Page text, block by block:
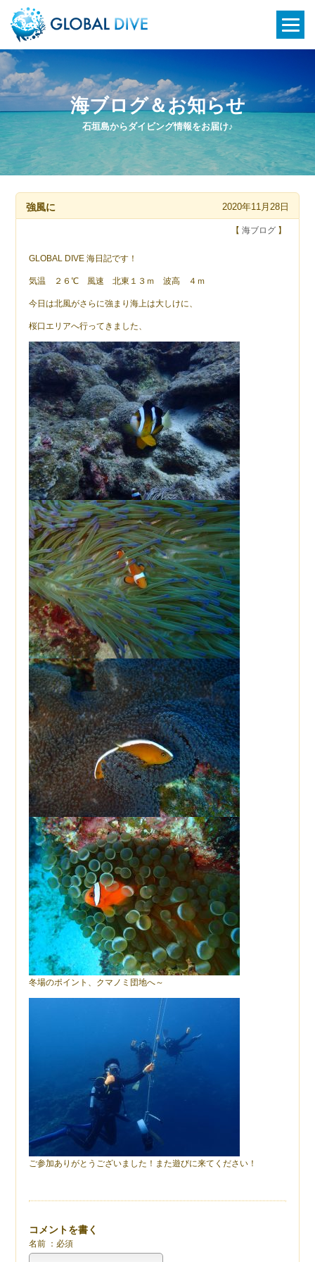
石垣島からダイビング情報をお届け♪
海ブログ＆お知らせ
強風に 2020年11月28日
【 海ブログ】
GLOBAL DIVE 海日記です！
気温 ２６℃ 風速 北東１３ｍ 波高 ４ｍ
今日は北風がさらに強まり海上は大しけに、
桜口エリアへ行ってきました、
冬場のポイント、クマノミ団地へ～
ご参加ありがとうございました！また遊びに来てください！
コメントを書く
名前 ：必須